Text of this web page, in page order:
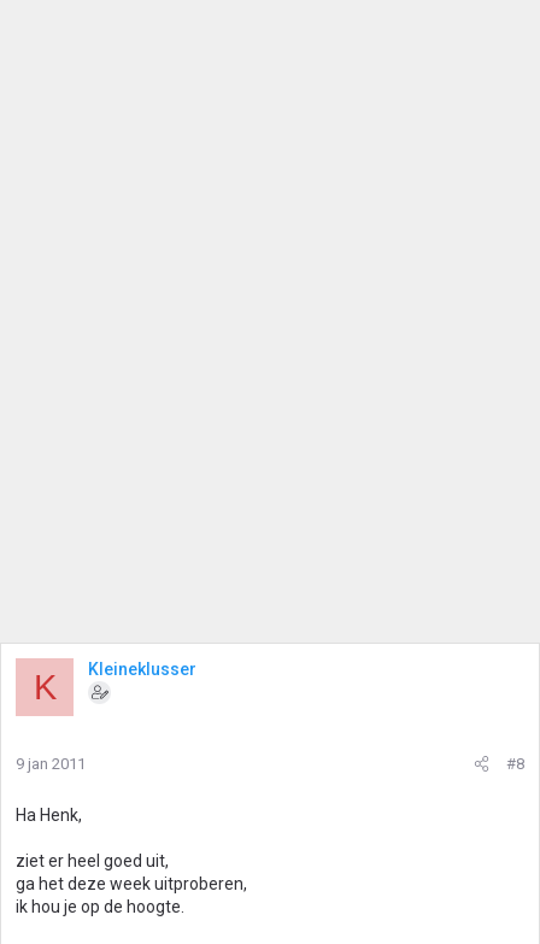
K Kleineklusser
9 jan 2011 #8
Ha Henk,
ziet er heel goed uit,
ga het deze week uitproberen,
ik hou je op de hoogte.